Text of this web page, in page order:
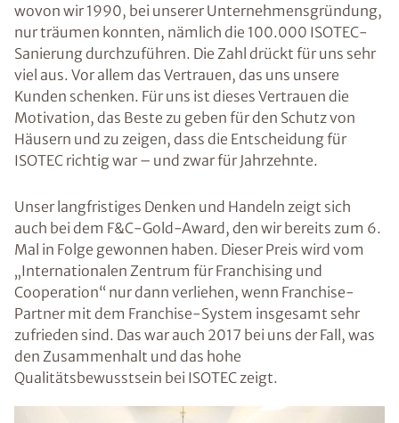
wovon wir 1990, bei unserer Unternehmensgründung,
nur träumen konnten, nämlich die 100.000 ISOTEC-
Sanierung durchzuführen. Die Zahl drückt für uns sehr
viel aus. Vor allem das Vertrauen, das uns unsere
Kunden schenken. Für uns ist dieses Vertrauen die
Motivation, das Beste zu geben für den Schutz von
Häusern und zu zeigen, dass die Entscheidung für
ISOTEC richtig war – und zwar für Jahrzehnte.
Unser langfristiges Denken und Handeln zeigt sich
auch bei dem F&C-Gold-Award, den wir bereits zum 6.
Mal in Folge gewonnen haben. Dieser Preis wird vom
„Internationalen Zentrum für Franchising und
Cooperation“ nur dann verliehen, wenn Franchise-
Partner mit dem Franchise-System insgesamt sehr
zufrieden sind. Das war auch 2017 bei uns der Fall, was
den Zusammenhalt und das hohe
Qualitätsbewusstsein bei ISOTEC zeigt.